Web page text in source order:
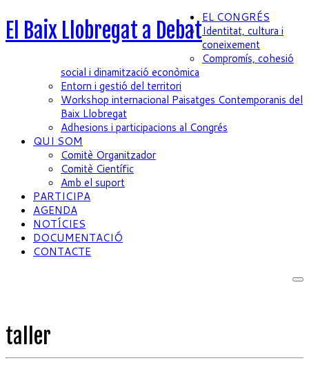
El Baix Llobregat a Debat
EL CONGRÉS
Identitat, cultura i
coneixement
Compromís, cohesió
social i dinamització econòmica
Entorn i gestió del territori
Workshop internacional Paisatges Contemporanis del
Baix Llobregat
Adhesions i participacions al Congrés
QUI SOM
Comitè Organitzador
Comitè Científic
Amb el suport
PARTICIPA
AGENDA
NOTÍCIES
DOCUMENTACIÓ
CONTACTE
taller